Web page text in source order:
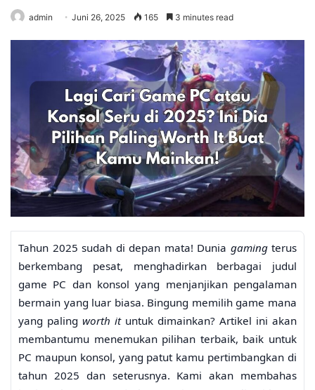
admin Juni 26, 2025 165 3 minutes read
Tahun 2025 sudah di depan mata! Dunia gamingterus
berkembang pesat, menghadirkan berbagai judul
game PC dan konsol yang menjanjikan pengalaman
bermain yang luar biasa. Bingung memilih game mana
yang paling worth ituntuk dimainkan? Artikel ini akan
membantumu menemukan pilihan terbaik, baik untuk
PC maupun konsol, yang patut kamu pertimbangkan di
tahun 2025 dan seterusnya. Kami akan membahas